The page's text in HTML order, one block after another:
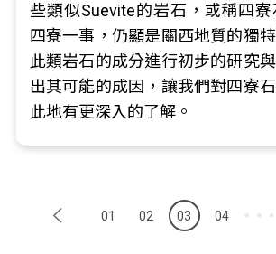
些類似Suevite的岩石，或稱四
四寮一事，仍顯是關西地質的獨
此類岩石的成分進行初步的研究
出其可能的成因，讓我們對四寮
此地有更深入的了解。
01 02 03 04